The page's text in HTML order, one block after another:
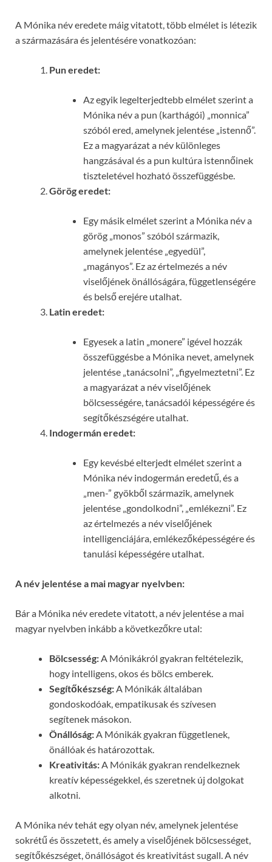
A Mónika név eredete máig vitatott, több elmélet is létezik
a származására és jelentésére vonatkozóan:
Pun eredet:
Az egyik legelterjedtebb elmélet szerint a
Mónika név a pun (karthágói) „monnica”
szóból ered, amelynek jelentése „istennő”.
Ez a magyarázat a név különleges
hangzásával és a pun kultúra istennőinek
tiszteletével hozható összefüggésbe.
Görög eredet:
Egy másik elmélet szerint a Mónika név a
görög „monos” szóból származik,
amelynek jelentése „egyedül”,
„magányos”. Ez az értelmezés a név
viselőjének önállóságára, függetlenségére
és belső erejére utalhat.
Latin eredet:
Egyesek a latin „monere” igével hozzák
összefüggésbe a Mónika nevet, amelynek
jelentése „tanácsolni”, „figyelmeztetni”. Ez
a magyarázat a név viselőjének
bölcsességére, tanácsadói képességére és
segítőkészségére utalhat.
Indogermán eredet:
Egy kevésbé elterjedt elmélet szerint a
Mónika név indogermán eredetű, és a
„men-” gyökből származik, amelynek
jelentése „gondolkodni”, „emlékezni”. Ez
az értelmezés a név viselőjének
intelligenciájára, emlékezőképességére és
tanulási képességére utalhat.
A név jelentése a mai magyar nyelvben:
Bár a Mónika név eredete vitatott, a név jelentése a mai
magyar nyelvben inkább a következőkre utal:
Bölcsesség:A Mónikákról gyakran feltételezik,
hogy intelligens, okos és bölcs emberek.
Segítőkészség:A Mónikák általában
gondoskodóak, empatikusak és szívesen
segítenek másokon.
Önállóság:A Mónikák gyakran függetlenek,
önállóak és határozottak.
Kreativitás:A Mónikák gyakran rendelkeznek
kreatív képességekkel, és szeretnek új dolgokat
alkotni.
A Mónika név tehát egy olyan név, amelynek jelentése
sokrétű és összetett, és amely a viselőjének bölcsességet,
segítőkészséget, önállóságot és kreativitást sugall. A név